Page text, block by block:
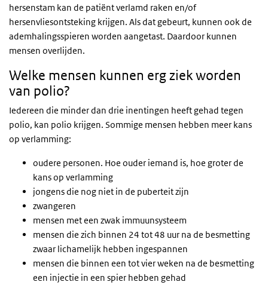
hersenstam kan de patiënt verlamd raken en/of
hersenvliesontsteking krijgen. Als dat gebeurt, kunnen ook de
ademhalingsspieren worden aangetast. Daardoor kunnen
mensen overlijden.
Welke mensen kunnen erg ziek worden
van polio?
Iedereen die minder dan drie inentingen heeft gehad tegen
polio, kan polio krijgen. Sommige mensen hebben meer kans
op verlamming:
oudere personen. Hoe ouder iemand is, hoe groter de
kans op verlamming
jongens die nog niet in de puberteit zijn
zwangeren
mensen met een zwak immuunsysteem
mensen die zich binnen 24 tot 48 uur na de besmetting
zwaar lichamelijk hebben ingespannen
mensen die binnen een tot vier weken na de besmetting
een injectie in een spier hebben gehad